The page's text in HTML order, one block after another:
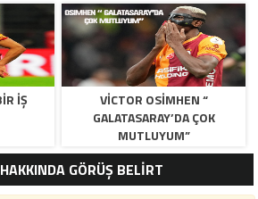
IŞ
VICTOR OSIMHEN “
GALATASARAY’DA ÇOK
MUTLUYUM”
GÖRÜŞ BELİRT